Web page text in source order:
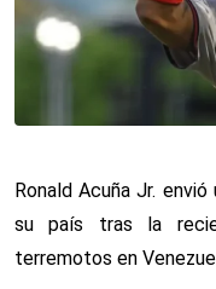
Ronald Acuña Jr.
su país tras la
terremotos en